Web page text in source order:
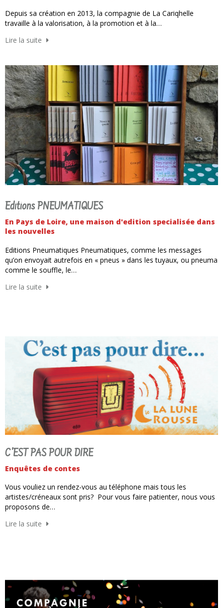
Depuis sa création en 2013, la compagnie de La Cariqhelle
travaille à la valorisation, à la promotion et à la…
Lire la suite
Editions PNEUMATIQUES
En Pays de Loire, une maison d'edition specialisée dans
les nouvelles
Editions Pneumatiques Pneumatiques, comme les messages
qu’on envoyait autrefois en « pneus » dans les tuyaux, ou pneuma
comme le souffle, le…
Lire la suite
C'EST PAS POUR DIRE
Enquêtes de contes
Vous vouliez un rendez-vous au téléphone mais tous les
artistes/créneaux sont pris? Pour vous faire patienter, nous vous
proposons de…
Lire la suite